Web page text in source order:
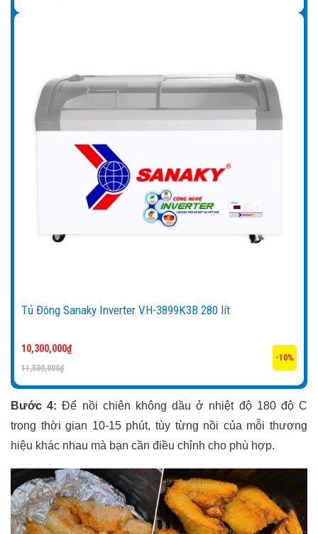
Tủ Đông Sanaky Inverter VH-3899K3B 280 lít
11,500,000₫
10,300,000₫
-10%
Bước 4: Để nồi chiên không dầu ở nhiệt độ 180 độ C
trong thời gian 10-15 phút, tùy từng nồi của mỗi thương
hiệu khác nhau mà bạn cần điều chỉnh cho phù hợp.